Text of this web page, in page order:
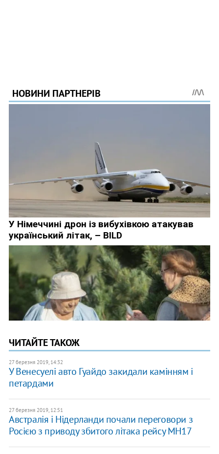
ЧИТАЙТЕ ТАКОЖ
27 березня 2019, 14:32
У Венесуелі авто Гуайдо закидали камінням і
петардами
27 березня 2019, 12:51
Австралія і Нідерланди почали переговори з
Росією з приводу збитого літака рейсу MH17